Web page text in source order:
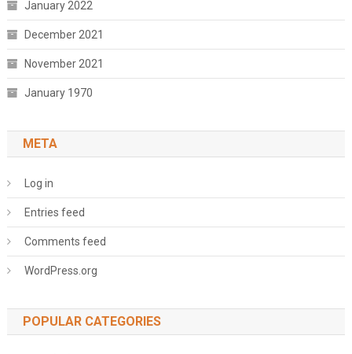
January 2022
December 2021
November 2021
January 1970
META
Log in
Entries feed
Comments feed
WordPress.org
POPULAR CATEGORIES